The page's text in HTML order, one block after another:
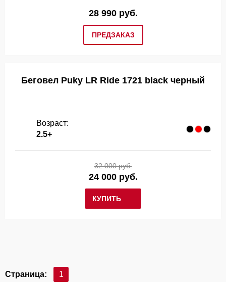
ПРЕДЗАКАЗ
28 990 руб.
Беговел Puky LR Ride 1721 black черный
Возраст:
2.5+
КУПИТЬ
32 000 руб.
24 000 руб.
Страница: 1